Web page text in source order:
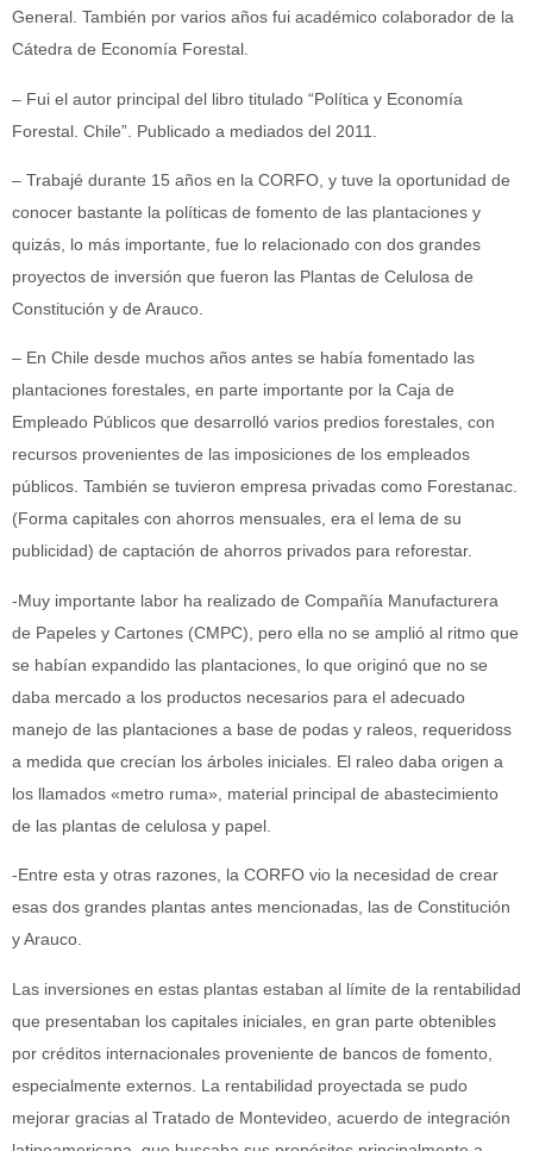
General. También por varios años fui académico colaborador de la
Cátedra de Economía Forestal.
– Fui el autor principal del libro titulado “Política y Economía
Forestal. Chile”. Publicado a mediados del 2011.
– Trabajé durante 15 años en la CORFO, y tuve la oportunidad de
conocer bastante la políticas de fomento de las plantaciones y
quizás, lo más importante, fue lo relacionado con dos grandes
proyectos de inversión que fueron las Plantas de Celulosa de
Constitución y de Arauco.
– En Chile desde muchos años antes se había fomentado las
plantaciones forestales, en parte importante por la Caja de
Empleado Públicos que desarrolló varios predios forestales, con
recursos provenientes de las imposiciones de los empleados
públicos. También se tuvieron empresa privadas como Forestanac.
(Forma capitales con ahorros mensuales, era el lema de su
publicidad) de captación de ahorros privados para reforestar.
-Muy importante labor ha realizado de Compañía Manufacturera
de Papeles y Cartones (CMPC), pero ella no se amplió al ritmo que
se habían expandido las plantaciones, lo que originó que no se
daba mercado a los productos necesarios para el adecuado
manejo de las plantaciones a base de podas y raleos, requeridoss
a medida que crecían los árboles iniciales. El raleo daba origen a
los llamados «metro ruma», material principal de abastecimiento
de las plantas de celulosa y papel.
-Entre esta y otras razones, la CORFO vio la necesidad de crear
esas dos grandes plantas antes mencionadas, las de Constitución
y Arauco.
Las inversiones en estas plantas estaban al límite de la rentabilidad
que presentaban los capitales iniciales, en gran parte obtenibles
por créditos internacionales proveniente de bancos de fomento,
especialmente externos. La rentabilidad proyectada se pudo
mejorar gracias al Tratado de Montevideo, acuerdo de integración